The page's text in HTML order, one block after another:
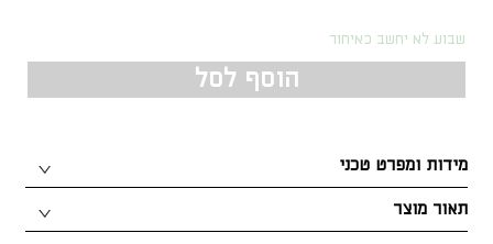
שבוע לא יחשב כאיחור
הוסף לסל
תאור מוצר
מידות ומפרט טכני